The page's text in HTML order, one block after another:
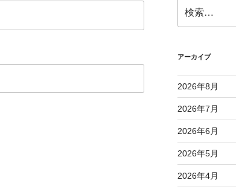
索:
アーカイブ
2026年8月
2026年7月
2026年6月
2026年5月
2026年4月